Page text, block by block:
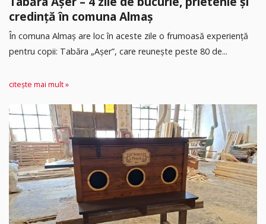
credință în comuna Almaș
În comuna Almaș are loc în aceste zile o frumoasă experiență
pentru copii: Tabăra „Așer”, care reunește peste 80 de...
citește mai mult »